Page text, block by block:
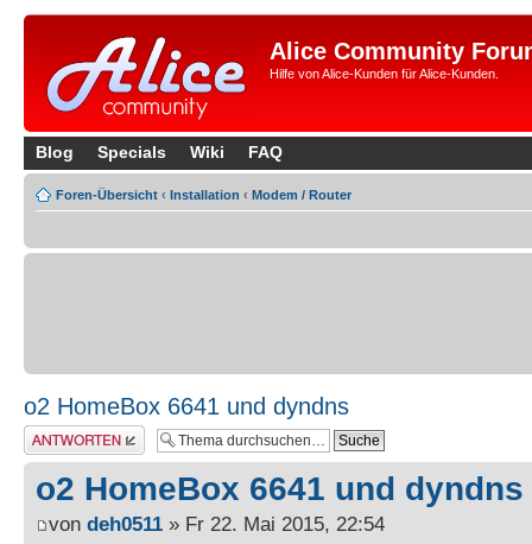
Alice Community
Hilfe von Alice-Kunden für Alice-Kunden.
Blog Specials Wiki FAQ
Foren-Übersicht ‹ Installation ‹ Modem / Router
o2 HomeBox 6641 und dyndns
Antwort erstellen
o2 HomeBox 6641 und dyndns
von deh0511 » Fr 22. Mai 2015, 22:54